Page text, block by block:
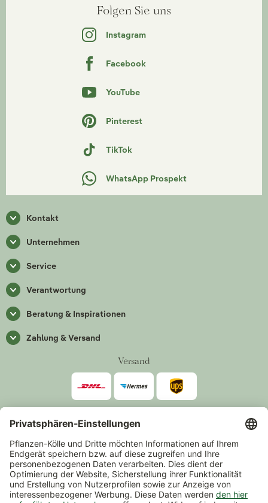
Folgen Sie uns
Instagram
Facebook
YouTube
Pinterest
TikTok
WhatsApp Prospekt
Kontakt
Unternehmen
Service
Verantwortung
Beratung & Inspirationen
Zahlung & Versand
Versand
*Alle Preise inkl. gesetzlicher Mehrwertsteuer zzgl.Versand
Mindestbestellwert 14,90 €, ausgenommen sind Gutscheine und